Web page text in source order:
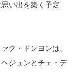
い出を築く予定
ク・ドンヨンは、
ジュンとチェ・デ